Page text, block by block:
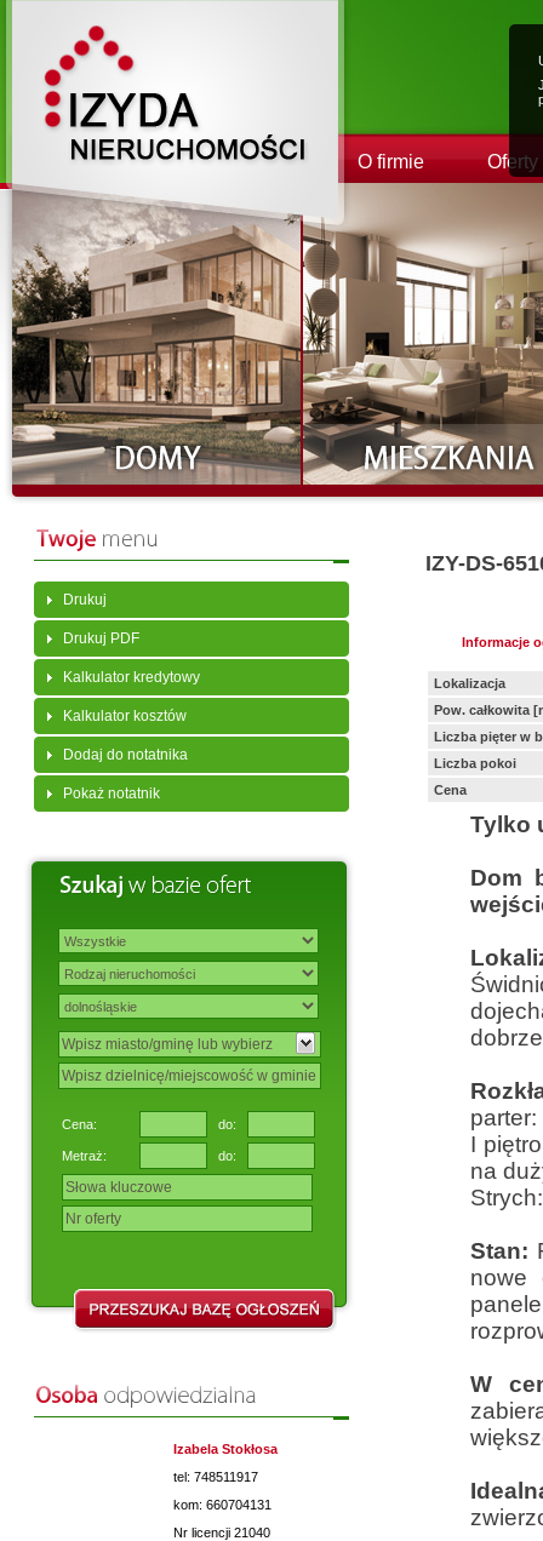
O firmie Oferty
Drukuj
Drukuj PDF
Kalkulator kredytowy
Kalkulator kosztów
Dodaj do notatnika
Pokaż notatnik
Cena: do:
Metraż: do:
Izabela Stokłosa
tel: 748511917
kom: 660704131
Nr licencji 21040
IZY-DS-
Informacje
Lokalizacja
Pow. całkowita
Liczba pięter w
Liczba pokoi
Cena
Tylko
Dom
parter:
I
na
Stan:
nowe
W